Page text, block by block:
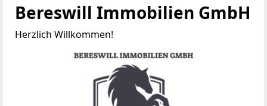
Bereswill Immobilien GmbH
Herzlich Willkommen!